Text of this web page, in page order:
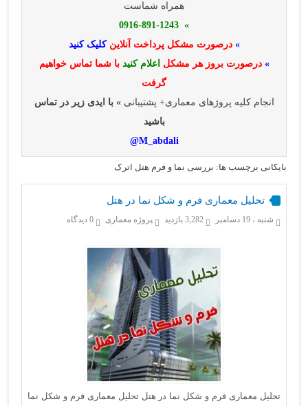
همراه شماست
» 0916-891-1243
» درصورت مشکل پرداخت آنلاینکلیک کنید
» درصورت بروز هر مشکل اعلام کنید با شما تماس خواهیم
گرفت
انجام کلیه پروژهای معماری+ پشتیبانی» با ایدی زیر در تماس
باشید
M_abdali@
بایگانی برچسب ها: بررسی نما و فرم هتل اترک
تحلیل معماری فرم و شکل نما در هتل
شنبه ، 19 دسامبر 3,282 بازدید پروژه معماری 0 دیدگاه
تحلیل معماری فرم و شکل نما در هتل تحلیل معماری فرم و شکل نما